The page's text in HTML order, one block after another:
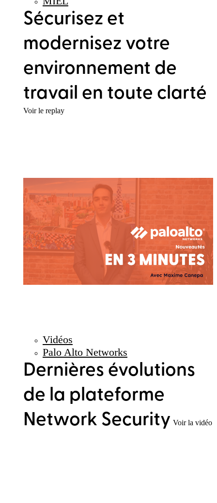
Sécurisez et
modernisez votre
environnement de
travail en toute clarté
Voir le replay
Vidéos
Palo Alto Networks
Dernières évolutions
de la plateforme
Network Security Voir la vidéo